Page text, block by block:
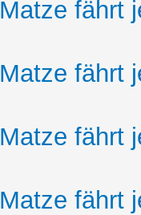
fährt
fährt
fährt
fährt